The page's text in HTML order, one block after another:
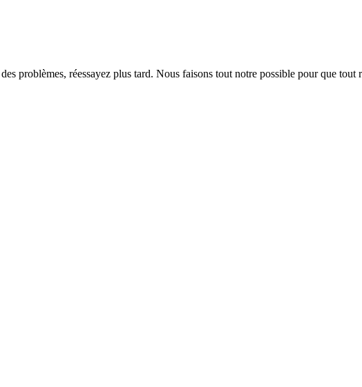
problèmes, réessayez plus tard. Nous faisons tout notre possible pour que tout